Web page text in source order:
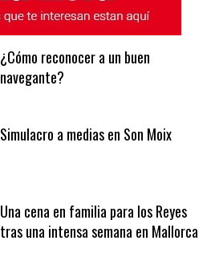
¿Cómo reconocer a un buen
navegante?
Simulacro a medias en Son Moix
Una cena en familia para los Reyes
tras una intensa semana en Mallorca